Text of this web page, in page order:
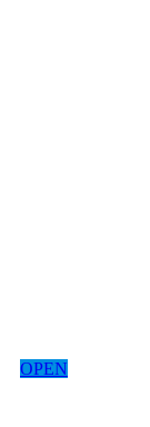
OPEN